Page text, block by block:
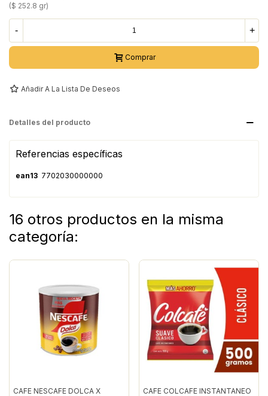
($ 252.8 gr)
- +
Comprar
Añadir A La Lista De Deseos
Detalles del producto
Referencias específicas
ean13 7702030000000
16 otros productos en la misma
categoría:
CAFE NESCAFE DOLCA X
CAFE COLCAFE INSTANTANEO